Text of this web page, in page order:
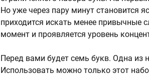
Но уже через пару минут становится
приходится искать менее привычные
момент и проявляется уровень
Перед вами будет семь букв. Одна из
Использовать можно только этот